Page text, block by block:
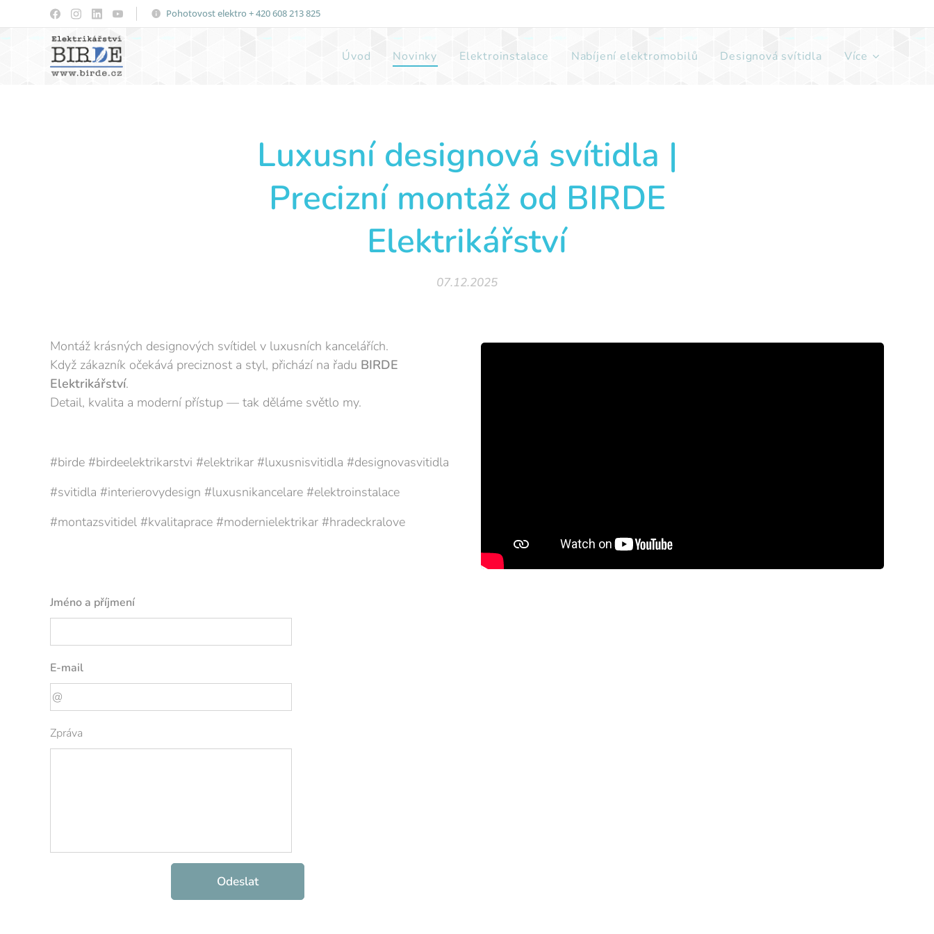
Pohotovost elektro + 420 608 213 825
Úvod Novinky Elektroinstalace Nabíjení elektromobilů Designová svítidla Více
Luxusní designová svítidla |
Precizní montáž od BIRDE
Elektrikářství
07.12.2025
Montáž krásných designových svítidel v luxusních kancelářích.
Když zákazník očekává preciznost a styl, přichází na řadu BIRDE
Elektrikářství.
Detail, kvalita a moderní přístup — tak děláme světlo my. 💡✨
#birde #birdeelektrikarstvi #elektrikar #luxusnisvitidla #designovasvitidla
#svitidla #interierovydesign #luxusnikancelare #elektroinstalace
#montazsvitidel #kvalitaprace #modernielektrikar #hradeckralove
Jméno a příjmení
E-mail
Zpráva
Odeslat